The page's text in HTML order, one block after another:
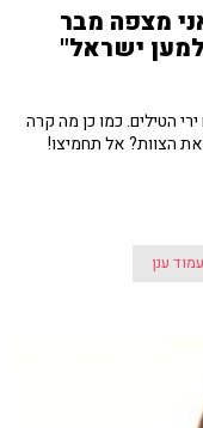
מצפה מבר
ישראל"
הטילים. כמו כן מה קרה
הצוות? אל תחמיצו!
עמוד ענן